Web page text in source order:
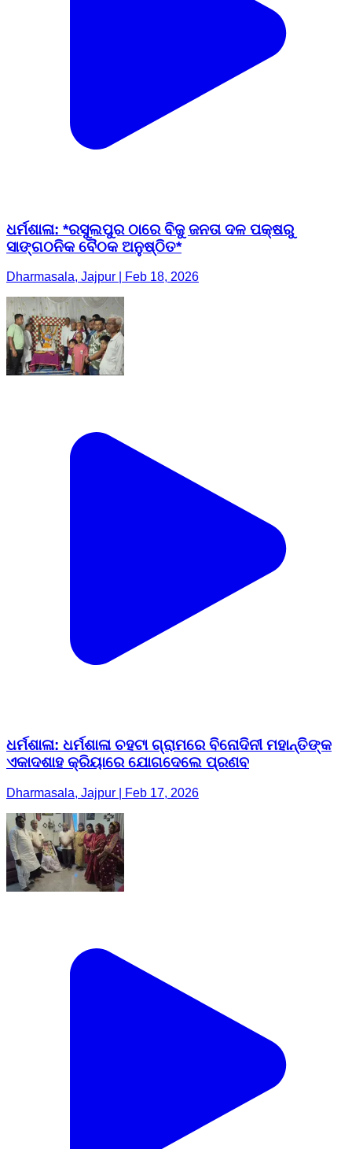
ଧର୍ମଶାଳା: *ରସୁଲପୁର ଠାରେ ବିଜୁ ଜନତା ଦଳ ପକ୍ଷରୁ
ସାଙ୍ଗଠନିକ ବୈଠକ ଅନୁଷ୍ଠିତ*
Dharmasala, Jajpur | Feb 18, 2026
ଧର୍ମଶାଳା: ଧର୍ମଶାଳା ଚହଟା ଗ୍ରାମରେ ବିନୋଦିନୀ ମହାନ୍ତିଙ୍କ
ଏକାଦଶାହ କ୍ରିୟାରେ ଯୋଗଦେଲେ ପ୍ରଣବ
Dharmasala, Jajpur | Feb 17, 2026